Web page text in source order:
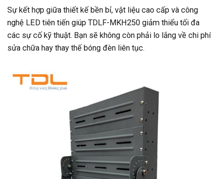
Sự kết hợp giữa thiết kế bền bỉ, vật liệu cao cấp và công
nghệ LED tiên tiến giúp TDLF-MKH250 giảm thiểu tối đa
các sự cố kỹ thuật. Bạn sẽ không còn phải lo lắng về chi phí
sửa chữa hay thay thế bóng đèn liên tục.